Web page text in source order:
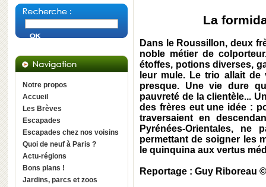
Notre propos
Accueil
Les Brèves
Escapades
Escapades chez nos voisins
Quoi de neuf à Paris ?
Actu-régions
Bons plans !
Jardins, parcs et zoos
La
Dans le Roussillon, deux
noble métier de
étoffes, potions diverses,
leur mule. Le trio allait
presque. Une vie dure
pauvreté de la clientèle...
des frères eut une idée :
traversaient en
Pyrénées-Orientales,
permettant de soigner les
le quinquina aux vertus
Reportage : Guy Riboreau ©